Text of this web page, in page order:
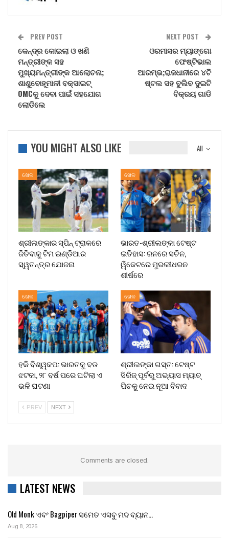
PREV POST
କେନ୍ଦ୍ର କୋଇଲା ଓ ଖଣି
ମନ୍ତ୍ରୀଙ୍କ ସହ
ମୁଖ୍ୟମନ୍ତ୍ରୀଙ୍କ ଆଲୋଚନା;
ଶାଶୁବୋହୂମାଳୀ ବକ୍‌ସାଇଟ୍
OMCକୁ ଦେବା ପାଇଁ ସହଯୋଗ
ଲୋଡିଲେ
NEXT POST
ଓରମାସର ମ୍ୟାଙ୍ଗୋ
ଫେଷ୍ଟିଭାଲ
ଆରମ୍ଭ;ରାଜଧାନୀରେ ୪ଟି
ଷ୍ଟଲ ସହ ବୁଲିବ ଦୁଇଟି
ବିକ୍ରୟ ଗାଡି
All
YOU MIGHT ALSO LIKE
ଖେଳ
ଶ୍ରୀଲଙ୍କାର ସ୍ପିନ୍ ଟ୍ରାକରେ
ଜିତିବାକୁ ଟିମ ଇଣ୍ଡିଆର
ସ୍ୱତନ୍ତ୍ର ଯୋଜନା
ଖେଳ
ଭାରତ-ଶ୍ରୀଲଙ୍କା ଟେଷ୍ଟ
ଇତିହାସ: ରନରେ ସଚିନ,
ୱିକେଟରେ ମୁରଲୀଧରନ
ଶୀର୍ଷରେ
ଖେଳ
ହକି ବିଶ୍ୱକପ: ଭାରତକୁ ବଡ
ଝଟକା, ୨୮ ବର୍ଷ ପରେ ଘଟିଲା ଏ
ଭଳି ଘଟଣା
ଖେଳ
ଶ୍ରୀଲଙ୍କା ଗସ୍ତ: ଟେଷ୍ଟ
ସିରିଜ୍ ପୂର୍ବରୁ ଅଭ୍ୟାସ ମ୍ୟାଚ୍
ପିଚକୁ ନେଇ ନୂଆ ବିବାଦ
PREV NEXT
Comments are closed.
LATEST NEWS
Old Monk ଏବଂ Bagpiper ସମେତ ଏସବୁ ମଦ ବ୍ୟାନ…
Aug 8, 2026